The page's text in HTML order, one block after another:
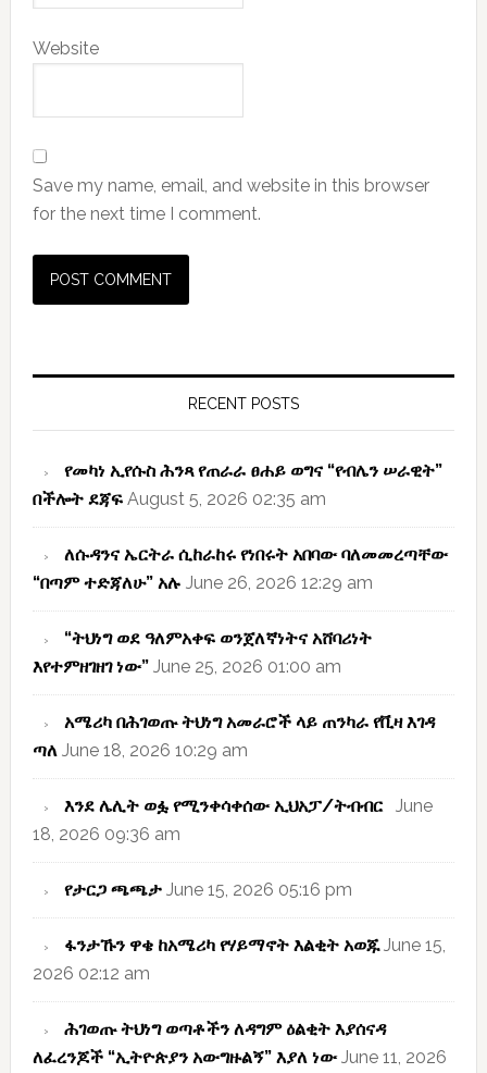
Website
Save my name, email, and website in this browser
for the next time I comment.
RECENT POSTS
የመካነ ኢየሱስ ሕንጻ የጠራራ ፀሐይ ወግና “የብሌን ሠራዊት”
በችሎት ደጃፍ August 5, 2026 02:35 am
ለሱዳንና ኤርትራ ሲከራከሩ የነበሩት አበባው ባለመመረጣቸው
“በጣም ተድጃለሁ” አሉ June 26, 2026 12:29 am
“ትህነግ ወደ ዓለምአቀፍ ወንጀለኛነትና አሸባሪነት
እየተምዘገዘገ ነው” June 25, 2026 01:00 am
አሜሪካ በሕገወጡ ትህነግ አመራሮች ላይ ጠንካራ የቪዛ እገዳ
ጣለ June 18, 2026 10:29 am
እንደ ሌሊት ወፏ የሚንቀሳቀሰው ኢህአፓ/ትብብር June
18, 2026 09:36 am
የታርጋ ጫጫታ June 15, 2026 05:16 pm
ፋንታኹን ዋቄ ከአሜሪካ የሃይማኖት እልቂት አወጁ June 15,
2026 02:12 am
ሕገወጡ ትህነግ ወጣቶችን ለዳግም ዕልቂት እያሰናዳ
ለፈረንጆች “ኢትዮጵያን አውግዙልኝ” እያለ ነው June 11, 2026